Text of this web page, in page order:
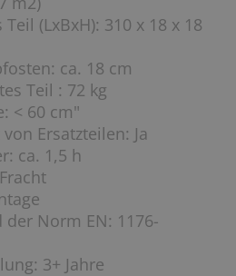
(LxBxH): 310 x 18 x 18
ca. 18 cm
Teil : 72 kg
< 60 cm"
Ersatzteilen: Ja
ca. 1,5 h
der Norm EN: 1176-
3+ Jahre